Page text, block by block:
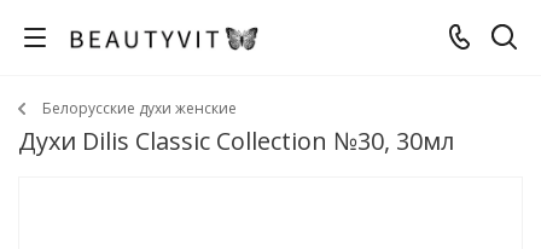
Белорусские духи женские
Духи Dilis Classic Collection №30, 30мл